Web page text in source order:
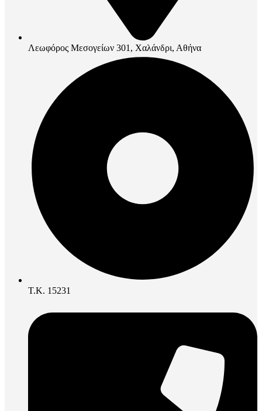
Λεωφόρος Μεσογείων 301, Χαλάνδρι, Αθήνα
Τ.Κ. 15231